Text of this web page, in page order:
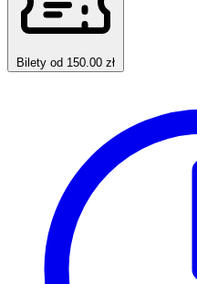
Bilety od 150.00 zł